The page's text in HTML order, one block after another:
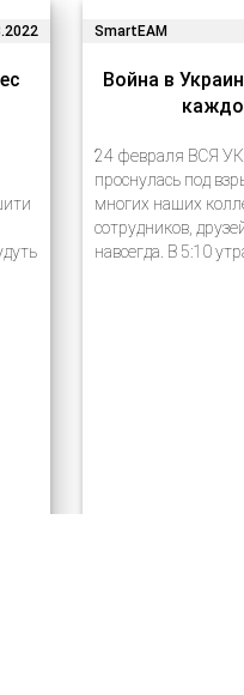
SmartEAM
Война в
24 февраля ВСЯ
проснулась под
многих наших
сотрудников,
навсегда. В 5:10